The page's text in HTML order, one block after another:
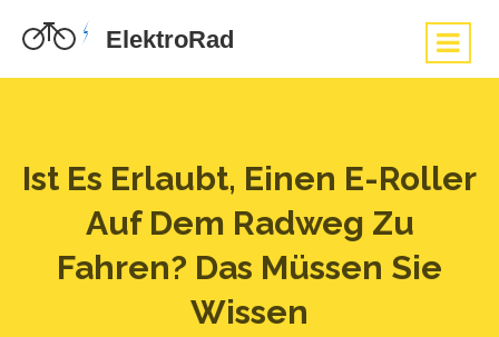
Ist Es Erlaubt, Einen E-Roller
Auf Dem Radweg Zu
Fahren? Das Müssen Sie
Wissen